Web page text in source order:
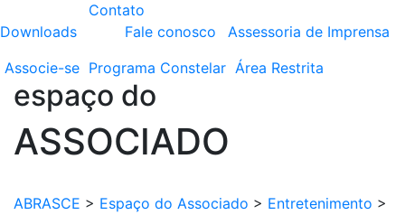
Downloads
Contato
Fale conosco
Assessoria de Imprensa
Associe-se Programa Constelar Área Restrita
espaço do
ASSOCIADO
ABRASCE > Espaço do Associado > Entretenimento >